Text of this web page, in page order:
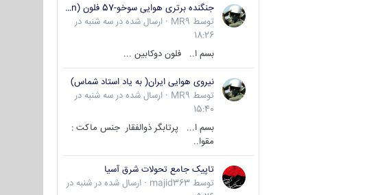
جنگنده برتری هوایی سوخو-57 فلون (Su-57/Felon)
توسط MR9
· ارسال شده در سه شنبه در
18:26
بسم ا.. فلون دوکابین ...
نیروی هوایی ایران( به یاد استاد شماس)
توسط MR9
· ارسال شده در سه شنبه در
15:40
بسم ا... پرتابگر ذوالفقار جنس ماکت :
مقوا..
تاپیک جامع تحولات شرق آسیا
توسط majid363
· ارسال شده در شنبه در